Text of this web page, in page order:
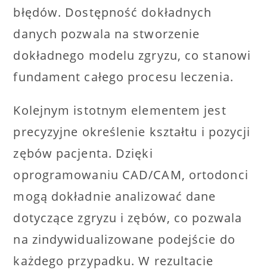
błędów. Dostępność dokładnych
danych pozwala na stworzenie
dokładnego modelu zgryzu, co stanowi
fundament całego procesu leczenia.
Kolejnym istotnym elementem jest
precyzyjne określenie kształtu i pozycji
zębów pacjenta. Dzięki
oprogramowaniu CAD/CAM, ortodonci
mogą dokładnie analizować dane
dotyczące zgryzu i zębów, co pozwala
na zindywidualizowane podejście do
każdego przypadku. W rezultacie